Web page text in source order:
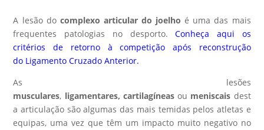
A lesão do complexo articular do joelho é uma das mais
frequentes patologias no desporto.Conheça aqui os
critérios de retorno à competição após reconstrução
do Ligamento Cruzado Anterior.
As lesões
musculares, ligamentares, cartilagíneasou meniscais dest
a articulação são algumas das mais temidas pelos atletas e
equipas, uma vez que têm um impacto muito negativo no